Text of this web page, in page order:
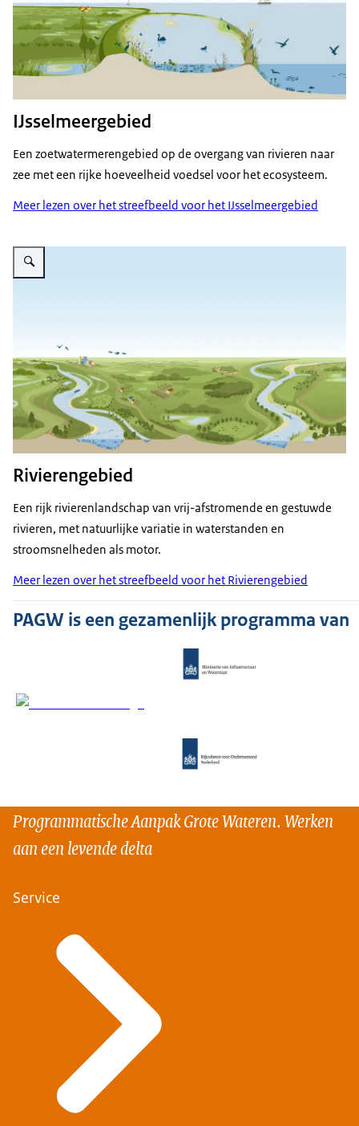
IJsselmeergebied
Een zoetwatermerengebied op de overgang van rivieren naar
zee met een rijke hoeveelheid voedsel voor het ecosysteem.
Meer lezen over het streefbeeld voor het IJsselmeergebied
Vergroot afbeelding Een schets van het Rivierengebied in het
Rivierengebied
Een rijk rivierenlandschap van vrij-afstromende en gestuwde
rivieren, met natuurlijke variatie in waterstanden en
stroomsnelheden als motor.
Meer lezen over het streefbeeld voor het Rivierengebied
PAGW is een gezamenlijk programma van
Programmatische Aanpak Grote Wateren. Werken
aan een levende delta
Service